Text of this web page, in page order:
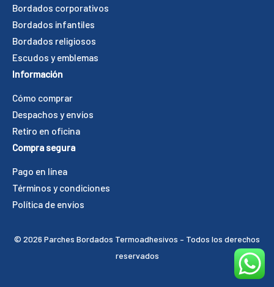
Bordados corporativos
Bordados infantiles
Bordados religiosos
Escudos y emblemas
Información
Cómo comprar
Despachos y envíos
Retiro en oficina
Compra segura
Pago en línea
Términos y condiciones
Política de envíos
©️ 2026 Parches Bordados Termoadhesivos – Todos los derechos
reservados